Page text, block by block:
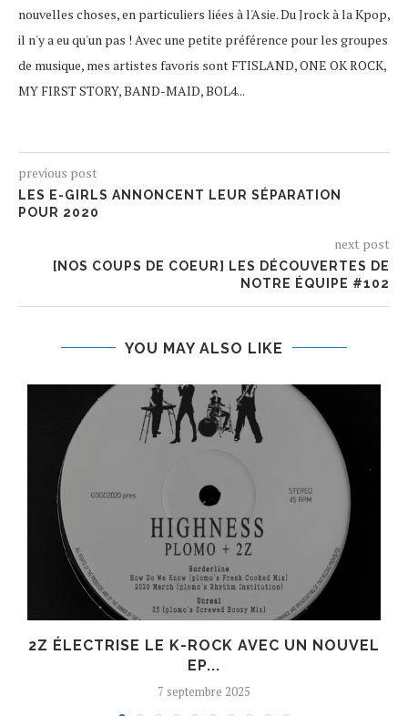
nouvelles choses, en particuliers liées à l'Asie. Du Jrock à la Kpop,
il n'y a eu qu'un pas ! Avec une petite préférence pour les groupes
de musique, mes artistes favoris sont FTISLAND, ONE OK ROCK,
MY FIRST STORY, BAND-MAID, BOL4...
previous post
LES E-GIRLS ANNONCENT LEUR SÉPARATION
POUR 2020
next post
[NOS COUPS DE COEUR] LES DÉCOUVERTES DE
NOTRE ÉQUIPE #102
YOU MAY ALSO LIKE
2Z ÉLECTRISE LE K-ROCK AVEC UN NOUVEL
EP...
7 septembre 2025